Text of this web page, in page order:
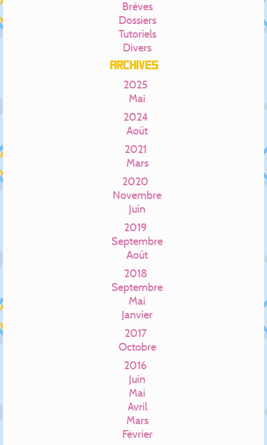
Brèves
Dossiers
Tutoriels
Divers
Archives
2025
Mai
2024
Août
2021
Mars
2020
Novembre
Juin
2019
Septembre
Août
2018
Septembre
Mai
Janvier
2017
Octobre
2016
Juin
Mai
Avril
Mars
Février